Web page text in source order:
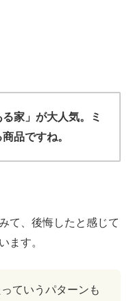
家」が大人気。ミ
品ですね。
て、後悔したと感じて
ます。
ていうパターンも